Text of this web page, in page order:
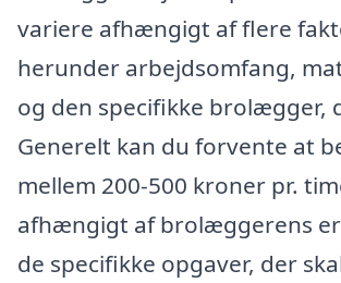
variere afhængigt af flere
herunder arbejdsomfang,
og den specifikke brolægger,
Generelt kan du forvente at
mellem 200-500 kroner pr.
afhængigt af brolæggerens
de specifikke opgaver, der